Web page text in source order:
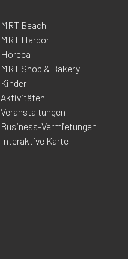
MRT Beach
MRT Harbor
Horeca
MRT Shop & Bakery
Kinder
Aktivitäten
Veranstaltungen
Business-Vermietungen
Interaktive Karte